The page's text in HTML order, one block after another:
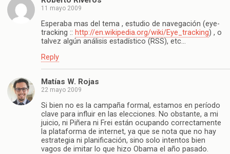
11 mayo 2009
Esperaba mas del tema , estudio de navegación (eye-
tracking :: http://en.wikipedia.org/wiki/Eye_tracking) , o
talvez algún análisis estadístico (RSS), etc…
Reply
Matías W. Rojas
22 mayo 2009
Si bien no es la campaña formal, estamos en período
clave para influir en las elecciones. No obstante, a mi
juicio, ni Piñera ni Frei están ocupando correctamente
la plataforma de internet, ya que se nota que no hay
estrategia ni planificación, sino solo intentos bien
vagos de imitar lo que hizo Obama el año pasado.